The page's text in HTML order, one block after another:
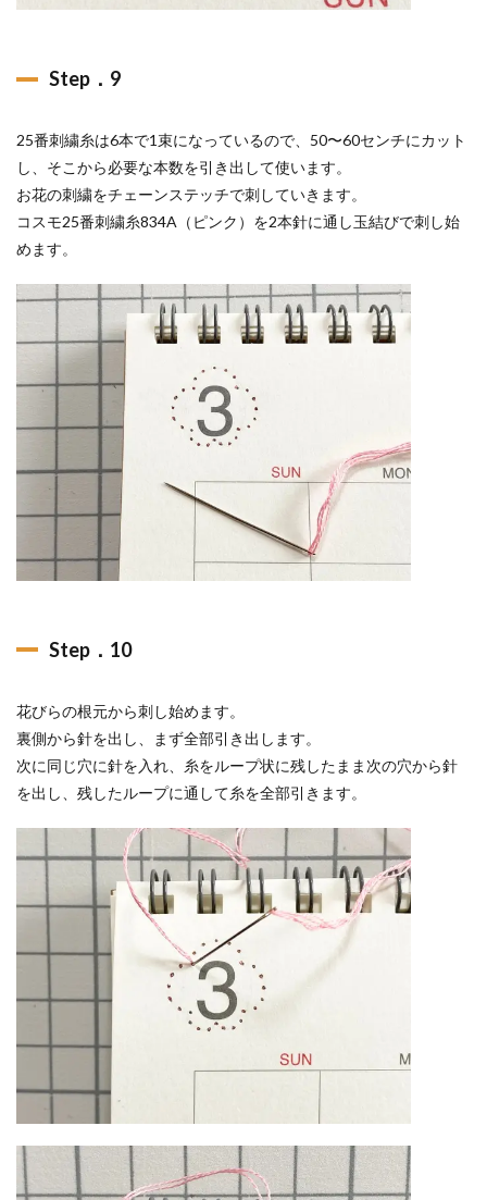
Step．9
25番刺繍糸は6本で1束になっているので、50〜60センチにカット
し、そこから必要な本数を引き出して使います。
お花の刺繍をチェーンステッチで刺していきます。
コスモ25番刺繍糸834A（ピンク）を2本針に通し玉結びで刺し始
めます。
Step．10
花びらの根元から刺し始めます。
裏側から針を出し、まず全部引き出します。
次に同じ穴に針を入れ、糸をループ状に残したまま次の穴から針
を出し、残したループに通して糸を全部引きます。